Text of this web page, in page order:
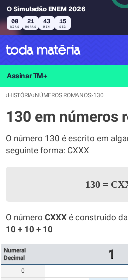
O Simuladão ENEM 2026
00
DIAS
21
HORAS
43
MIN
15
SEG
Assinar TM+
›HISTÓRIA›NÚMEROS ROMANOS›130
130 em números
O número 130 é escrito em
seguinte forma: CXXX
130 =
O número CXXX é construído
10 + 10 + 10
Numeral
Decimal
1
0